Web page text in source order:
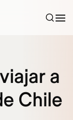
a
Chile